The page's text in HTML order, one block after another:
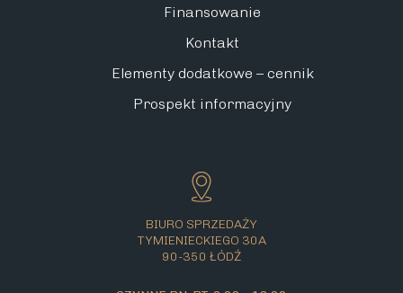
Finansowanie
Kontakt
Elementy dodatkowe – cennik
Prospekt informacyjny
BIURO SPRZEDAŻY
TYMIENIECKIEGO 30A
90-350 ŁÓDŹ